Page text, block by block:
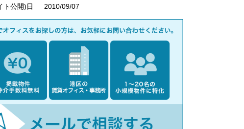
ト公開)日
2010/09/07